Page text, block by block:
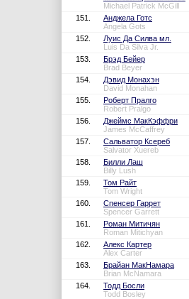
Michael Patrick McGill
151.
Анджела Готс
Angela Gots
152.
Луис Да Силва мл.
Luis Da Silva Jr.
153.
Брэд Бейер
Brad Beyer
154.
Дэвид Монахэн
David Monahan
155.
Роберт Пралго
Robert Pralgo
156.
Джеймс МакКэффри
James McCaffrey
157.
Сальватор Ксереб
Salvator Xuereb
158.
Билли Лаш
Billy Lush
159.
Том Райт
Tom Wright
160.
Спенсер Гаррет
Spencer Garrett
161.
Роман Митичян
Roman Mitichyan
162.
Алекс Картер
Alex Carter
163.
Брайан МакНамара
Brian McNamara
164.
Тодд Босли
Todd Bosley